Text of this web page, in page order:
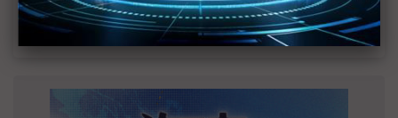
光進銅退更明確？ 聯發科估SerDes 448G為銅
線「最終戰場」